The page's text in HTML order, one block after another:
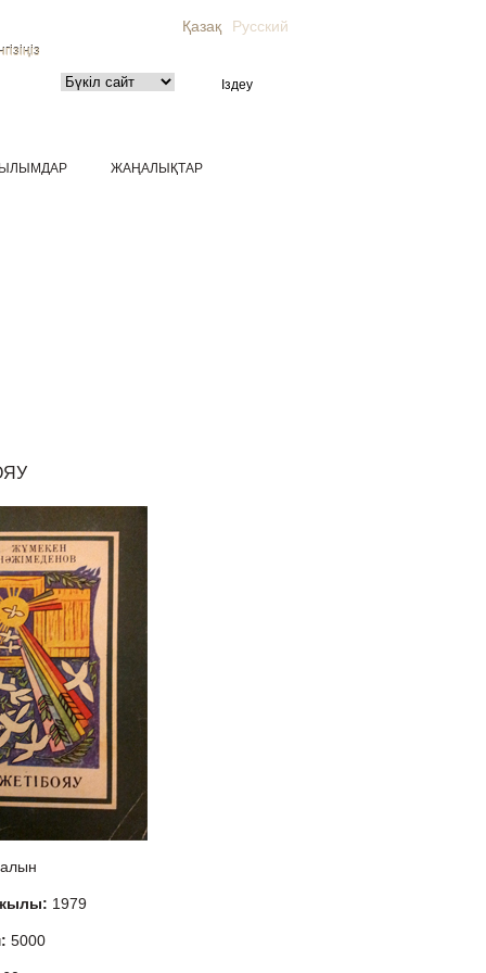
Қазақ Русский
ЖАҢАЛЫҚТАР
1979
5000